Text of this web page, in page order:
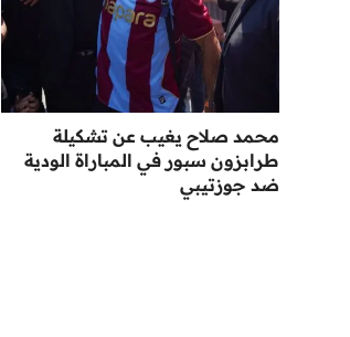
محمد صلاح يغيب عن تشكيلة
طرابزون سبور في المباراة الودية
ضد جوزتيبي